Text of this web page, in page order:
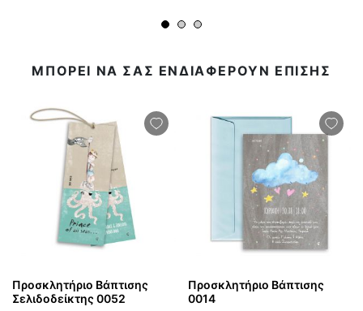
ΜΠΟΡΕΙ ΝΑ ΣΑΣ ΕΝΔΙΑΦΕΡΟΥΝ ΕΠΙΣΗΣ
Προσκλητήριο Βάπτισης
Σελιδοδείκτης 0052
Προσκλητήριο Βάπτισης
0014